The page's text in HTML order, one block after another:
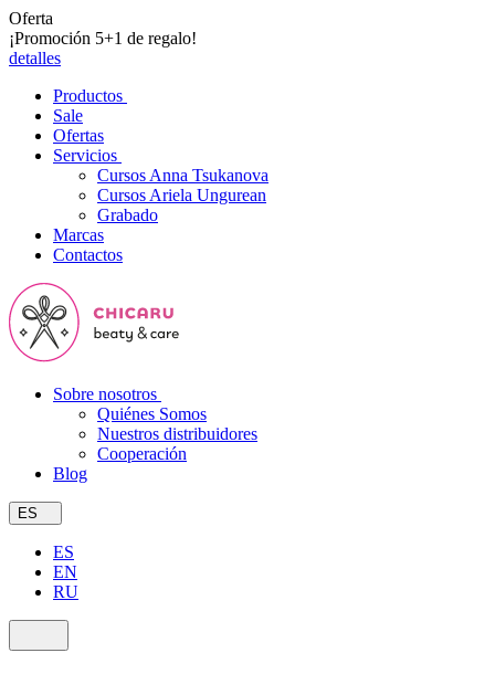
Oferta
¡Promoción 5+1 de regalo!
detalles
Productos
Sale
Ofertas
Servicios
Cursos Anna Tsukanova
Cursos Ariela Ungurean
Grabado
Marcas
Contactos
Sobre nosotros
Quiénes Somos
Nuestros distribuidores
Cooperación
Blog
ES
ES
EN
RU